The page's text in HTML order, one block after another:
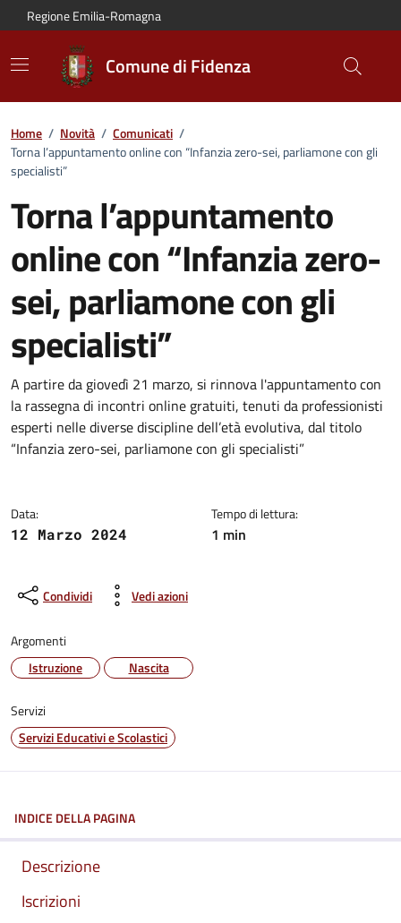
Vai al contenuto principale
Vai alla navigazione del sito
Vai al piede di pagina
Regione Emilia-Romagna
Comune di Fidenza
Home / Novità / Comunicati /
Torna l’appuntamento online con “Infanzia zero-sei, parliamone con gli
specialisti”
Torna l’appuntamento
online con “Infanzia zero-
sei, parliamone con gli
specialisti”
Dettagli del comunicato:
A partire da giovedì 21 marzo, si rinnova l'appuntamento con
la rassegna di incontri online gratuiti, tenuti da professionisti
esperti nelle diverse discipline dell’età evolutiva, dal titolo
“Infanzia zero-sei, parliamone con gli specialisti”
Data:
12 Marzo 2024
Tempo di lettura:
1 min
Condividi Vedi azioni
Argomenti
Istruzione
Nascita
Servizi
Servizi Educativi e Scolastici
INDICE DELLA PAGINA
Descrizione
Iscrizioni